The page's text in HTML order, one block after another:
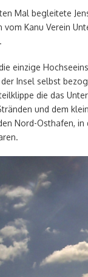
Mal begleitete
vom Kanu Verein
einzige
Insel selbst
die das
und dem
Nord-Osthafen,